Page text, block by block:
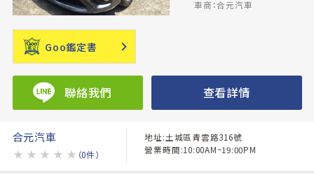
車商：合元汽車
Goo鑑定書
聯絡我們 查看詳情
合元汽車
★ ★ ★ ★ ★ （0件）
地址:土城區青雲路316號
營業時間:10:00AM~19:00PM